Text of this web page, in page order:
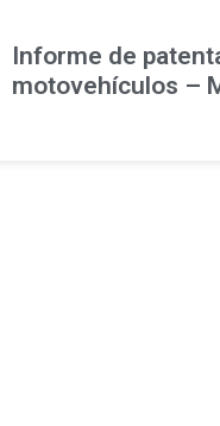
Informe de
motovehículos –